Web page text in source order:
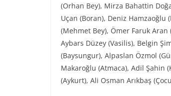
(Orhan Bey), Mirza Bahattin
Uçan (Boran), Deniz Hamzaoğlu
(Mehmet Bey), Ömer Faruk Aran
Aybars Düzey (Vasilis), Belgin
(Baysungur), Alpaslan Özmol
Makaroğlu (Atmaca), Adil Şahin
(Aykurt), Ali Osman Arıkbaş